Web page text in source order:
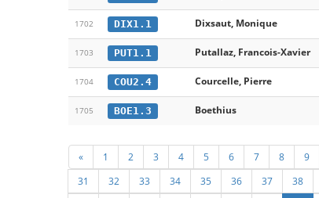
1702 DIX1.1 Dixsaut, Monique
1703 PUT1.1 Putallaz, Francois-Xavier
1704 COU2.4 Courcelle, Pierre
1705 BOE1.3 Boethius
« 1 2 3 4 5 6 7 8 9
31
32 33 34 35 36 37 38